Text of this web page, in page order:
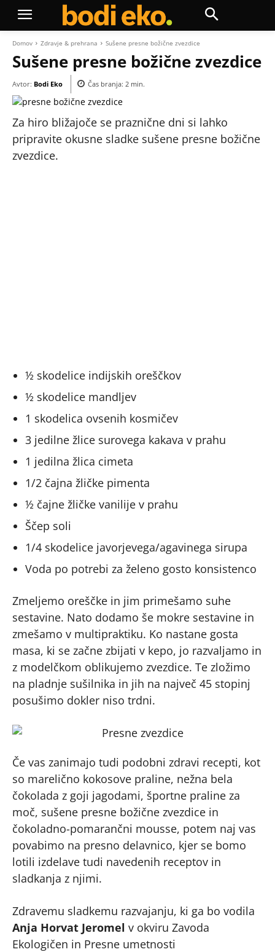
Domov Zdravje & prehrana Sušene presne božične zvezdice
Sušene presne božične zvezdice
Avtor: Bodi Eko Čas branja: 2 min.
Za hiro bližajoče se praznične dni si lahko
pripravite okusne sladke sušene presne božične
zvezdice.
½ skodelice indijskih oreščkov
½ skodelice mandljev
1 skodelica ovsenih kosmičev
3 jedilne žlice surovega kakava v prahu
1 jedilna žlica cimeta
1/2 čajna žličke pimenta
½ čajne žličke vanilije v prahu
Ščep soli
1/4 skodelice javorjevega/agavinega sirupa
Voda po potrebi za želeno gosto konsistenco
Zmeljemo oreščke in jim primešamo suhe
sestavine. Nato dodamo še mokre sestavine in
zmešamo v multipraktiku. Ko nastane gosta
masa, ki se začne zbijati v kepo, jo razvaljamo in
z modelčkom oblikujemo zvezdice. Te zložimo
na pladnje sušilnika in jih na največ 45 stopinj
posušimo dokler niso trdni.
Če vas zanimajo tudi podobni zdravi recepti, kot
so marelično kokosove praline, nežna bela
čokolada z goji jagodami, športne praline za
moč, sušene presne božične zvezdice in
čokoladno-pomarančni mousse, potem naj vas
povabimo na presno delavnico, kjer se bomo
lotili izdelave tudi navedenih receptov in
sladkanja z njimi.
Zdravemu sladkemu razvajanju, ki ga bo vodila
Anja Horvat Jeromel v okviru Zavoda
Ekologičen in Presne umetnosti